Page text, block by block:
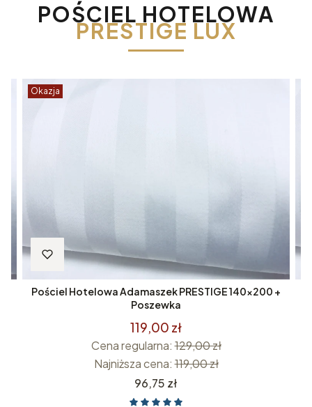
POŚCIEL HOTELOWA
PRESTIGE LUX
Okazja
Pościel Hotelowa Adamaszek PRESTIGE 140x200 +
Poszewka
119,00 zł
Cena regularna: 129,00 zł
Najniższa cena: 119,00 zł
Cena
96,75 zł